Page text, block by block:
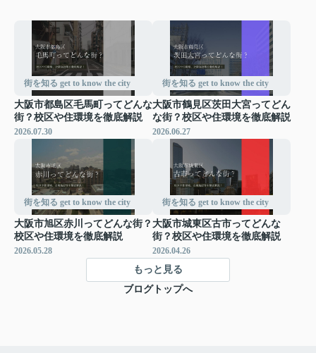
街を知る get to know the city
大阪市都島区毛馬町ってどんな
街？校区や住環境を徹底解説
2026.07.30
街を知る get to know the city
大阪市鶴見区茨田大宮ってどん
な街？校区や住環境を徹底解説
2026.06.27
街を知る get to know the city
大阪市旭区赤川ってどんな街？
校区や住環境を徹底解説
2026.05.28
街を知る get to know the city
大阪市城東区古市ってどんな
街？校区や住環境を徹底解説
2026.04.26
もっと見る
ブログトップへ